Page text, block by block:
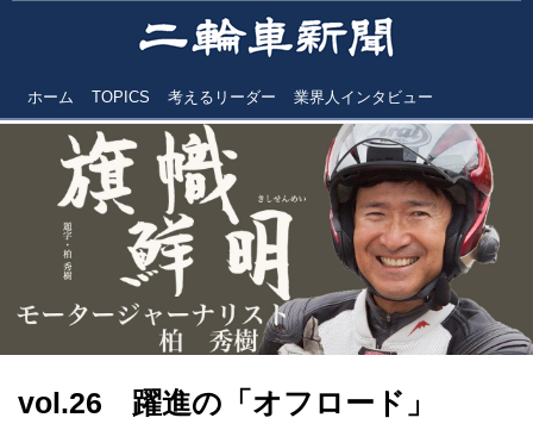
ホーム TOPICS 考えるリーダー 業界人インタビュー
vol.26 躍進の「オフロード」